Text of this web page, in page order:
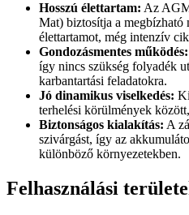
Hosszú élettartam: Az
Mat) biztosítja a megbízható
élettartamot, még intenzív
Gondozásmentes működés:
így nincs szükség folyadék
karbantartási feladatokra.
Jó dinamikus viselkedés:
terhelési körülmények
Biztonságos kialakítás: A
szivárgást, így az
különböző környezetekben.
Felhasználási